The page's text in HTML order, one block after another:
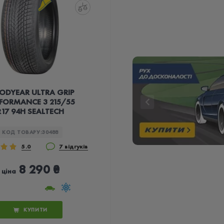
ULTRA GRIP
3 215/55
94H SEALTECH
КОД ТОВАРУ:30488
5.0 7 відгуків
ціна8 290 ₴
КУПИТИ